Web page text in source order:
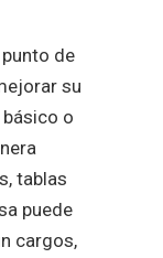
de
su
o
tablas
puede
cargos,